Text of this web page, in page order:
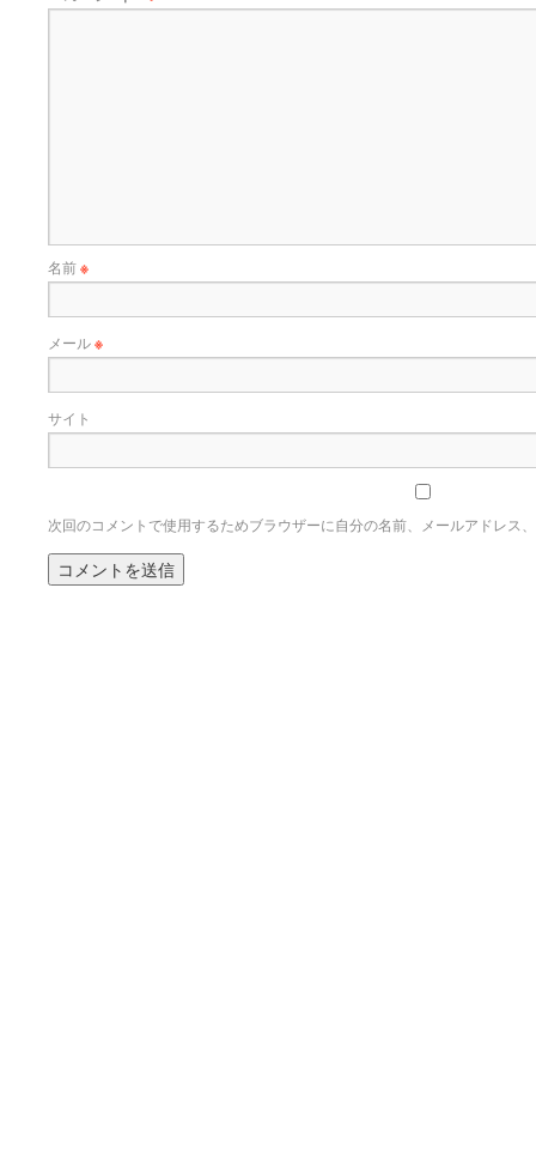
名前※
メール※
サイト
次回のコメントで使用するためブラウザーに自分の名前、メールアドレス